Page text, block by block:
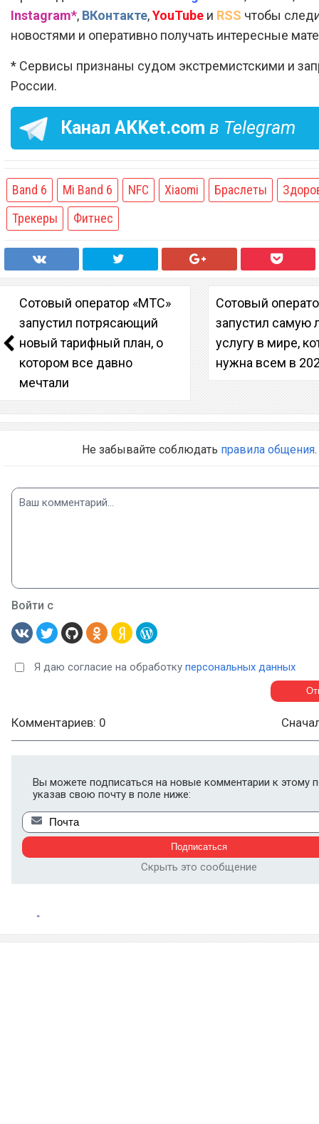
Instagram*, ВКонтакте,YouTube и RSS чтобы
новостями и оперативно получать интересные
* Сервисы признаны судом экстремистскими и
России.
Канал AKKet.com в Telegram
Band 6 Mi Band 6 NFC Xiaomi Браслеты
Трекеры
Фитнес
Сотовый оператор «МТС»
запустил потрясающий
новый тарифный план, о
котором все давно
мечтали
Сотовый
запустил самую
услугу в мире,
нужна всем в
Не забывайте соблюдать правила общения.
Войти с
Я даю согласие на обработку персональных данных
Комментариев: 0
Вы можете подписаться на новые комментарии к этому
указав свою почту в поле ниже:
Скрыть это сообщение